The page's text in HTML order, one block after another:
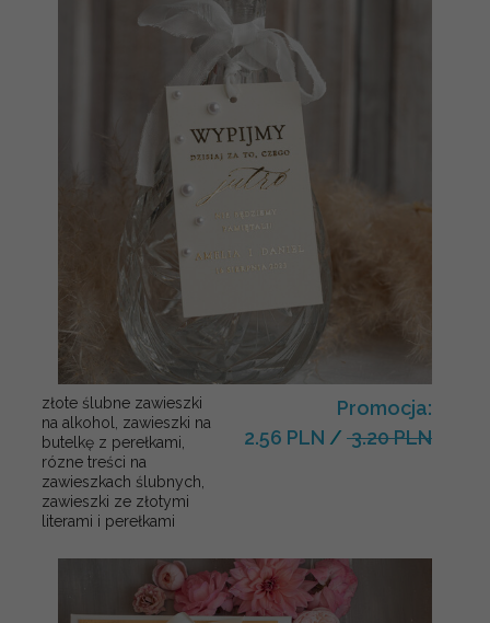
złote ślubne zawieszki
na alkohol, zawieszki na
butelkę z perełkami,
rózne treści na
zawieszkach ślubnych,
zawieszki ze złotymi
literami i perełkami
Promocja:
2.56 PLN / 3.20 PLN